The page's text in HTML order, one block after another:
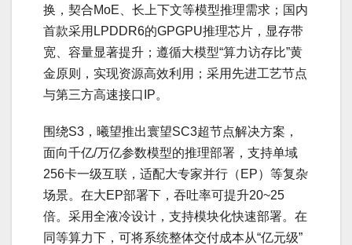
换，契合MoE、长上下文等模型推理需求；国内
首款采用LPDDR6的GPGPU推理芯片，显存带
宽、容量显著提升；遵循大模型“算力访存比”黄
金原则，实现资源高效利用；采用先进工艺节点
与第三方高速接口IP。
围绕S3，曦望推出寰望SC3超节点解决方案，
面向千亿/万亿参数模型的推理部署，支持单域
256卡一级互联，适配大专家并行（EP）等复杂
场景。在大EP部署下，吞吐率可提升20~25
倍。采用全液冷设计，支持模块化快速部署。在
同等算力下，可将系统整体交付成本从“亿元级”